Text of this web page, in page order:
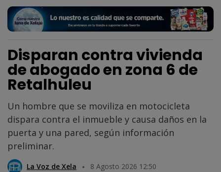
Disparan contra vivienda
de abogado en zona 6 de
Retalhuleu
Un hombre que se moviliza en motocicleta
dispara contra el inmueble y causa daños en la
puerta y una pared, según información
preliminar.
La Voz de Xela 8 Agosto 2026 12:50